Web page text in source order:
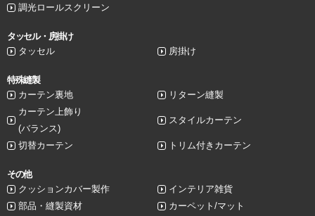
調光ロールスクリーン
タッセル・房掛け
タッセル
房掛け
特殊縫製
カーテン裏地
リターン縫製
カーテン上飾り
(バランス)
スタイルカーテン
切替カーテン トリム付きカーテン
その他
クッションカバー製作
インテリア雑貨
部品・縫製資材
カーペット/マット